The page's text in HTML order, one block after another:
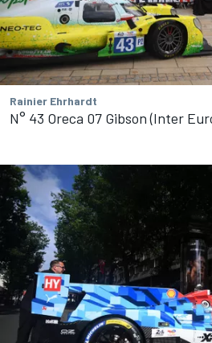
Rainier Ehrhardt
N° 43 Oreca 07 Gibson (Inter